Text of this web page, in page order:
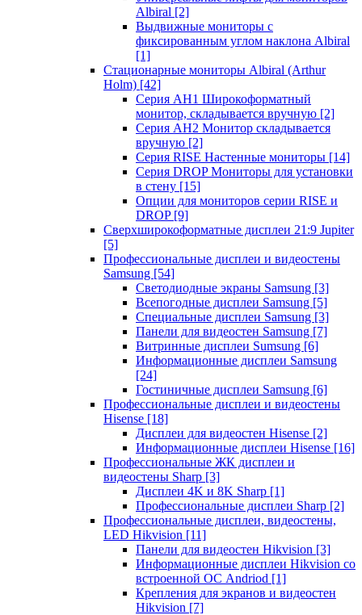
Albiral [2]
Выдвижные мониторы с
фиксированным углом наклона Albiral
[1]
Стационарные мониторы Albiral (Arthur
Holm) [42]
Серия AH1 Широкоформатный
монитор, складывается вручную [2]
Серия AH2 Монитор складывается
вручную [2]
Серия RISE Настенные мониторы [14]
Серия DROP Мониторы для установки
в стену [15]
Опции для мониторов серии RISE и
DROP [9]
Сверхширокоформатные дисплеи 21:9 Jupiter
[5]
Профессиональные дисплеи и видеостены
Samsung [54]
Светодиодные экраны Samsung [3]
Всепогодные дисплеи Samsung [5]
Специальные дисплеи Samsung [3]
Панели для видеостен Samsung [7]
Витринные дисплеи Sumsung [6]
Информационные дисплеи Samsung
[24]
Гостиничные дисплеи Samsung [6]
Профессиональные дисплеи и видеостены
Hisense [18]
Дисплеи для видеостен Hisense [2]
Информационные дисплеи Hisense [16]
Профессиональные ЖК дисплеи и
видеостены Sharp [3]
Дисплеи 4K и 8K Sharp [1]
Профессиональные дисплеи Sharp [2]
Профессиональные дисплеи, видеостены,
LED Hikvision [11]
Панели для видеостен Hikvision [3]
Информационные дисплеи Hikvision со
встроенной ОС Andriod [1]
Крепления для экранов и видеостен
Hikvision [7]